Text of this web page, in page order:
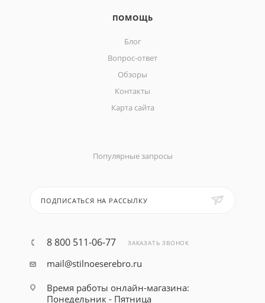
ПОМОЩЬ
Блог
Вопрос-ответ
Обзоры
Контакты
Карта сайта
Популярные запросы
ПОДПИСАТЬСЯ НА РАССЫЛКУ
8 800 511-06-77 ЗАКАЗАТЬ ЗВОНОК
mail@stilnoeserebro.ru
Время работы онлайн-магазина:
Понедельник - Пятница